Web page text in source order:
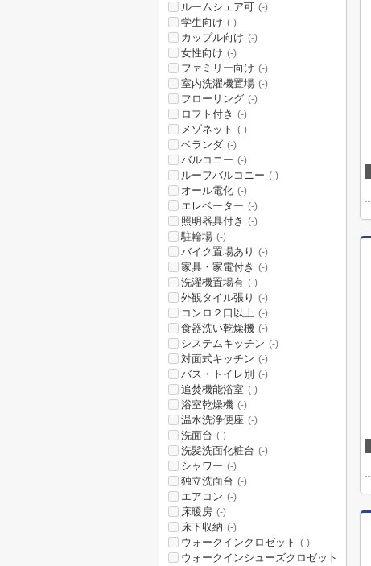
ルームシェア可 (-)
学生向け (-)
カップル向け (-)
女性向け (-)
ファミリー向け (-)
室内洗濯機置場 (-)
フローリング (-)
ロフト付き (-)
メゾネット (-)
ベランダ (-)
バルコニー (-)
ルーフバルコニー (-)
オール電化 (-)
エレベーター (-)
照明器具付き (-)
駐輪場 (-)
バイク置場あり (-)
家具・家電付き (-)
洗濯機置場有 (-)
外観タイル張り (-)
コンロ２口以上 (-)
食器洗い乾燥機 (-)
システムキッチン (-)
対面式キッチン (-)
バス・トイレ別 (-)
追焚機能浴室 (-)
浴室乾燥機 (-)
温水洗浄便座 (-)
洗面台 (-)
洗髪洗面化粧台 (-)
シャワー (-)
独立洗面台 (-)
エアコン (-)
床暖房 (-)
床下収納 (-)
ウォークインクロゼット (-)
ウォークインシューズクロゼット